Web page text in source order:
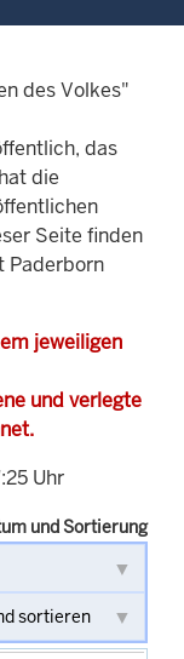
des Volkes"
das
die
Seite finden
Paderborn
jeweiligen
und verlegte
Uhr
und Sortierung